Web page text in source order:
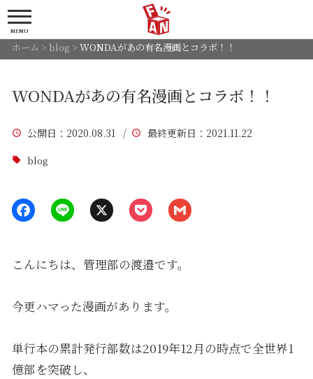
MENU
ホーム > blog > WONDAがあの有名漫画とコラボ！！
WONDAがあの有名漫画とコラボ！！
公開日 ：2020.08.31 / 最終更新日 ：2021.11.22
blog
こんにちは、管理部の渡邉です。
今更ハマった漫画があります。
単行本の累計発行部数は2019年12月の時点で全世界1
億部を突破し、